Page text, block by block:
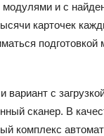
и с
карточек
подготовкой
с
сканер. В
комплекс